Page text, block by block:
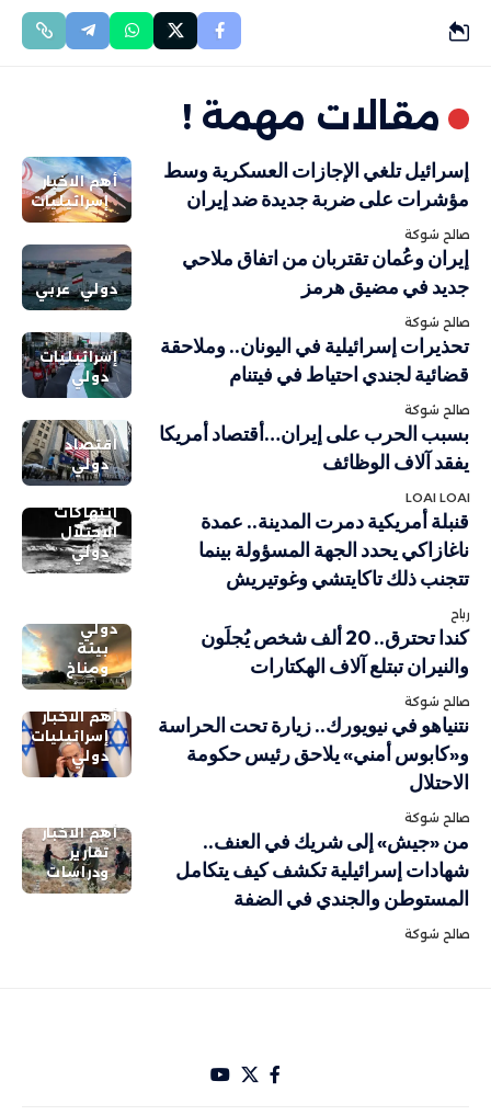
مقالات مهمة !
أهم الاخبار
إسرائيليات
إسرائيل تلغي الإجازات العسكرية وسط
مؤشرات على ضربة جديدة ضد إيران
صالح شوكة
دولي عربي
إيران وعُمان تقتربان من اتفاق ملاحي
جديد في مضيق هرمز
صالح شوكة
إسرائيليات
دولي
تحذيرات إسرائيلية في اليونان.. وملاحقة
قضائية لجندي احتياط في فيتنام
صالح شوكة
اقتصاد
دولي
بسبب الحرب على إيران…أقتصاد أمريكا
يفقد آلاف الوظائف
LOAI LOAI
انتهاكات
الاحتلال
دولي
قنبلة أمريكية دمرت المدينة.. عمدة
ناغازاكي يحدد الجهة المسؤولة بينما
تتجنب ذلك تاكايتشي وغوتيريش
رباح
دولي
بيئة
ومناخ
كندا تحترق.. 20 ألف شخص يُجلَون
والنيران تبتلع آلاف الهكتارات
صالح شوكة
أهم الاخبار
إسرائيليات
دولي
نتنياهو في نيويورك.. زيارة تحت الحراسة
و«كابوس أمني» يلاحق رئيس حكومة
الاحتلال
صالح شوكة
أهم الاخبار
تقارير
ودراسات
من «جيش» إلى شريك في العنف..
شهادات إسرائيلية تكشف كيف يتكامل
المستوطن والجندي في الضفة
صالح شوكة